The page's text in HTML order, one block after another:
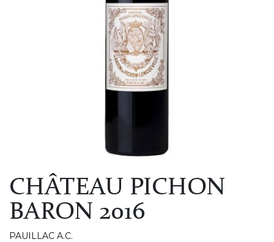
CHÂTEAU PICHON
BARON 2016
PAUILLAC A.C.